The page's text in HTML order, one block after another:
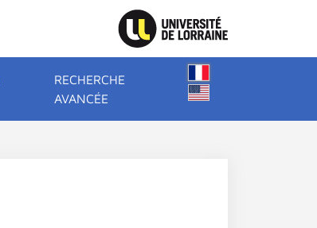
RECHERCHE
AVANCÉE